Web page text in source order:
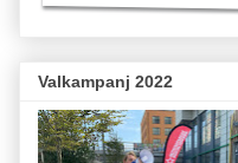
Valkampanj 2022